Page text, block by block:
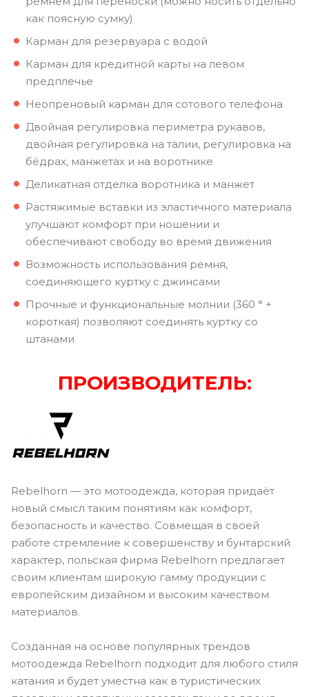
как поясную сумку)
Карман для резервуара с водой
Карман для кредитной карты на левом
предплечье
Неопреновый карман для сотового телефона
Двойная регулировка периметра рукавов,
двойная регулировка на талии, регулировка на
бёдрах, манжетах и ​​на воротнике
Деликатная отделка воротника и манжет
Растяжимые вставки из эластичного материала
улучшают комфорт при ношении и
обеспечивают свободу во время движения
Возможность использования ремня,
соединяющего куртку с джинсами
Прочные и функциональные молнии (360 ° +
короткая) позволяют соединять куртку со
штанами
ПРОИЗВОДИТЕЛЬ:
Rebelhorn — это мотоодежда, которая придаёт
новый смысл таким понятиям как комфорт,
безопасность и качество. Совмещая в своей
работе стремление к совершенству и бунтарский
характер, польская фирма Rebelhorn предлагает
своим клиентам широкую гамму продукции с
европейским дизайном и высоким качеством
материалов.
Созданная на основе популярных трендов
мотоодежда Rebelhorn подходит для любого стиля
катания и будет уместна как в туристических